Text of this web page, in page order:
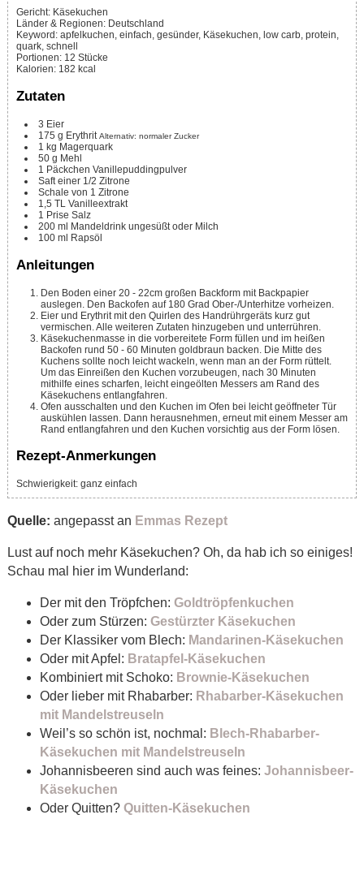
Gericht: Käsekuchen
Länder & Regionen: Deutschland
Keyword: apfelkuchen, einfach, gesünder, Käsekuchen, low carb, protein,
quark, schnell
Portionen: 12 Stücke
Kalorien: 182 kcal
Zutaten
3 Eier
175 g Erythrit Alternativ: normaler Zucker
1 kg Magerquark
50 g Mehl
1 Päckchen Vanillepuddingpulver
Saft einer 1/2 Zitrone
Schale von 1 Zitrone
1,5 TL Vanilleextrakt
1 Prise Salz
200 ml Mandeldrink ungesüßt oder Milch
100 ml Rapsöl
Anleitungen
Den Boden einer 20 - 22cm großen Backform mit Backpapier
auslegen. Den Backofen auf 180 Grad Ober-/Unterhitze vorheizen.
Eier und Erythrit mit den Quirlen des Handrührgeräts kurz gut
vermischen. Alle weiteren Zutaten hinzugeben und unterrühren.
Käsekuchenmasse in die vorbereitete Form füllen und im heißen
Backofen rund 50 - 60 Minuten goldbraun backen. Die Mitte des
Kuchens sollte noch leicht wackeln, wenn man an der Form rüttelt.
Um das Einreißen den Kuchen vorzubeugen, nach 30 Minuten
mithilfe eines scharfen, leicht eingeölten Messers am Rand des
Käsekuchens entlangfahren.
Ofen ausschalten und den Kuchen im Ofen bei leicht geöffneter Tür
auskühlen lassen. Dann herausnehmen, erneut mit einem Messer am
Rand entlangfahren und den Kuchen vorsichtig aus der Form lösen.
Rezept-Anmerkungen
Schwierigkeit: ganz einfach
Quelle: angepasst an Emmas Rezept
Lust auf noch mehr Käsekuchen? Oh, da hab ich so einiges!
Schau mal hier im Wunderland:
Der mit den Tröpfchen: Goldtröpfenkuchen
Oder zum Stürzen: Gestürzter Käsekuchen
Der Klassiker vom Blech: Mandarinen-Käsekuchen
Oder mit Apfel: Bratapfel-Käsekuchen
Kombiniert mit Schoko: Brownie-Käsekuchen
Oder lieber mit Rhabarber: Rhabarber-Käsekuchen
mit Mandelstreuseln
Weil’s so schön ist, nochmal: Blech-Rhabarber-
Käsekuchen mit Mandelstreuseln
Johannisbeeren sind auch was feines: Johannisbeer-
Käsekuchen
Oder Quitten? Quitten-Käsekuchen